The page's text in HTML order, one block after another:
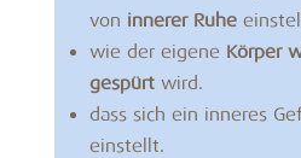
von innerer Ruhe
wie der eigene Körper
gespürt wird.
dass sich ein inneres
einstellt.